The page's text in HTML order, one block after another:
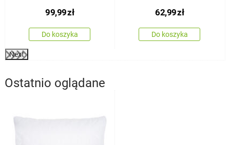
pamięcią kształtu
99,99zł
Do koszyka
62,99zł
Do koszyka
Next
Ostatnio oglądane